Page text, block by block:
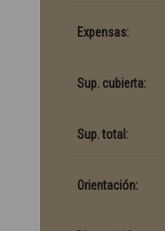
Expensas:
Sup. cubierta:
Sup. total:
Orientación: